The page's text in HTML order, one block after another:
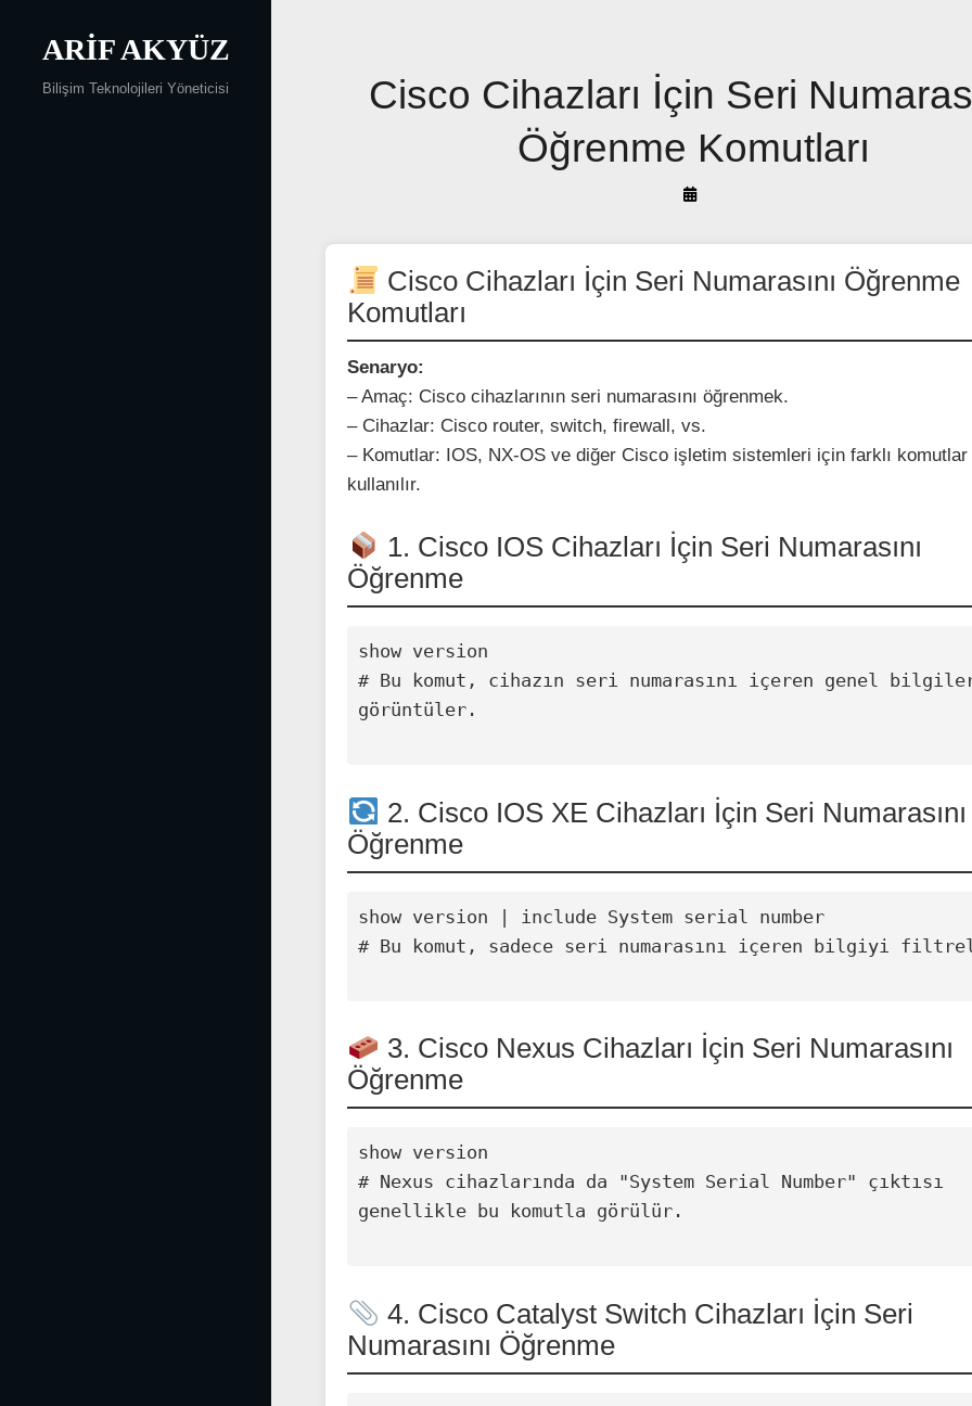
ARIF AKYÜZ
Bilişim Teknolojileri Yöneticisi
Cisco Cihazları İçin Seri
Öğrenme Komutları
By
Akyüz
Cisco Cihazları İçin Seri Numarasını Öğrenme
Komutları
Senaryo:
– Amaç: Cisco cihazlarının seri numarasını öğrenmek.
– Cihazlar: Cisco router, switch, firewall, vs.
– Komutlar: IOS, NX-OS ve diğer Cisco işletim sistemleri için farklı komutlar
kullanılır.
1. Cisco IOS Cihazları İçin Seri Numarasını
Öğrenme
show version
# Bu komut, cihazın seri numarasını içeren genel
görüntüler.
2. Cisco IOS XE Cihazları İçin Seri Numarasını
Öğrenme
show version | include System serial number
# Bu komut, sadece seri numarasını içeren bilgiyi
3. Cisco Nexus Cihazları İçin Seri Numarasını
Öğrenme
show version
# Nexus cihazlarında da "System Serial Number" çıktısı
genellikle bu komutla görülür.
4. Cisco Catalyst Switch Cihazları İçin Seri
Numarasını Öğrenme
gezinmesi